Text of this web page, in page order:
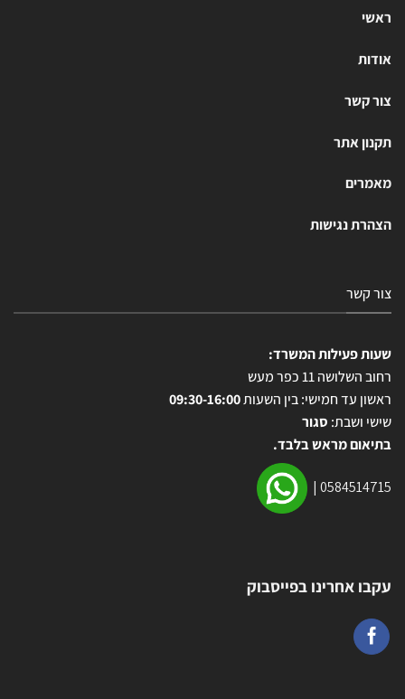
ראשי
אודות
צור קשר
תקנון אתר
מאמרים
הצהרת נגישות
צור קשר
שעות פעילות המשרד:
רחוב השלושה 11 כפר מעש
ראשון עד חמישי: בין השעות09:30-16:00
שישי ושבת: סגור
בתיאום מראש בלבד.
0584514715
|
עקבו אחרינו בפייסבוק